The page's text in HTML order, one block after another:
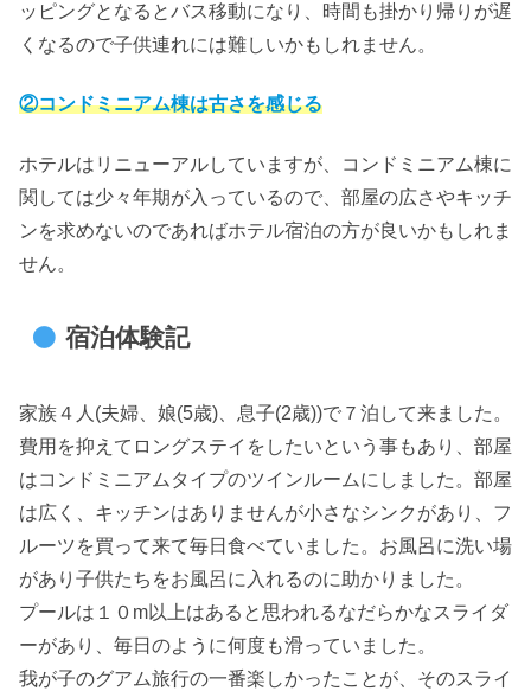
ッピングとなるとバス移動になり、時間も掛かり帰りが遅
くなるので子供連れには難しいかもしれません。
②コンドミニアム棟は古さを感じる
ホテルはリニューアルしていますが、コンドミニアム棟に
関しては少々年期が入っているので、部屋の広さやキッチ
ンを求めないのであればホテル宿泊の方が良いかもしれま
せん。
宿泊体験記
家族４人(夫婦、娘(5歳)、息子(2歳))で７泊して来ました。
費用を抑えてロングステイをしたいという事もあり、部屋
はコンドミニアムタイプのツインルームにしました。部屋
は広く、キッチンはありませんが小さなシンクがあり、フ
ルーツを買って来て毎日食べていました。お風呂に洗い場
があり子供たちをお風呂に入れるのに助かりました。
プールは１０m以上はあると思われるなだらかなスライダ
ーがあり、毎日のように何度も滑っていました。
我が子のグアム旅行の一番楽しかったことが、そのスライ